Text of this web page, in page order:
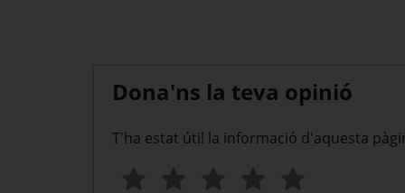
Dona'ns la teva opinió
T'ha estat útil la informació d'aquesta